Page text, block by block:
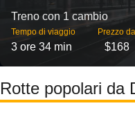
Treno con 1 cambio
Tempo di viaggio
3 ore 34 min
Prezzo da
$168
Rotte popolari da